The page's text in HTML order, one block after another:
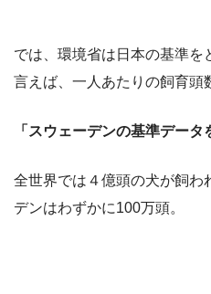
では、環境省は日本の基準を
言えば、一人あたりの飼育頭
「スウェーデンの基準データ
全世界では４億頭の犬が飼わ
デンはわずかに100万頭。